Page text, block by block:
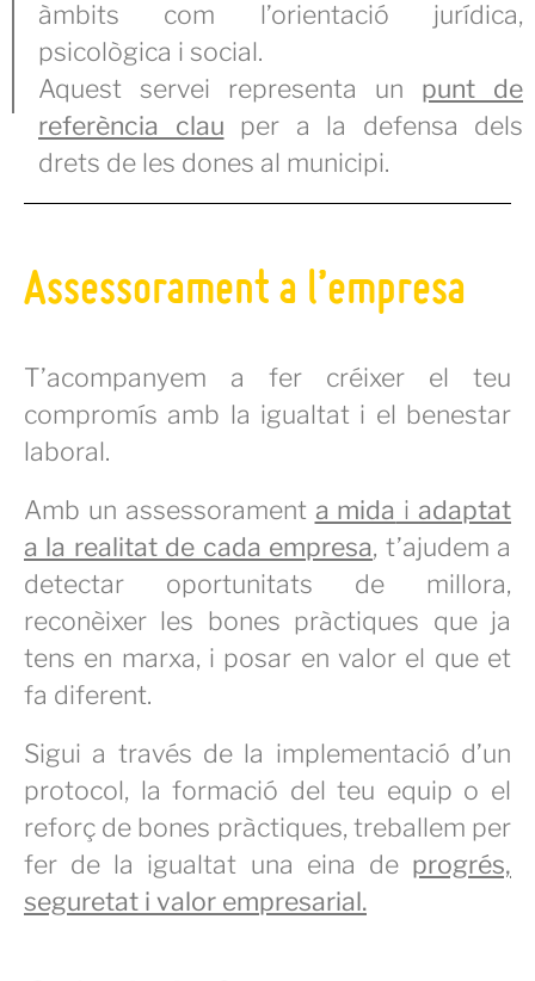
àmbits com l’orientació jurídica,
psicològica i social.
Aquest servei representa un punt de
referència clau per a la defensa dels
drets de les dones al municipi.
Assessorament a l’empresa
T’acompanyem a fer créixer el teu
compromís amb la igualtat i el benestar
laboral.
Amb un assessorament a mida i adaptat
a la realitat de cada empresa, t’ajudem a
detectar oportunitats de millora,
reconèixer les bones pràctiques que ja
tens en marxa, i posar en valor el que et
fa diferent.
Sigui a través de la implementació d’un
protocol, la formació del teu equip o el
reforç de bones pràctiques, treballem per
fer de la igualtat una eina de progrés,
seguretat i valor empresarial.